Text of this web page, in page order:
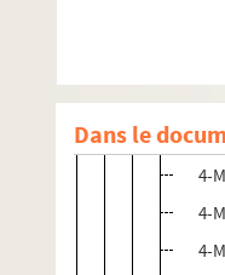
Dans le
4-
8-
4-
4-
4-